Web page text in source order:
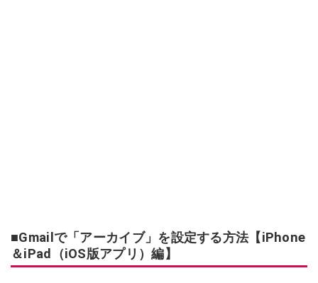
■Gmailで「アーカイブ」を設定する方法【iPhone
＆iPad（iOS版アプリ）編】